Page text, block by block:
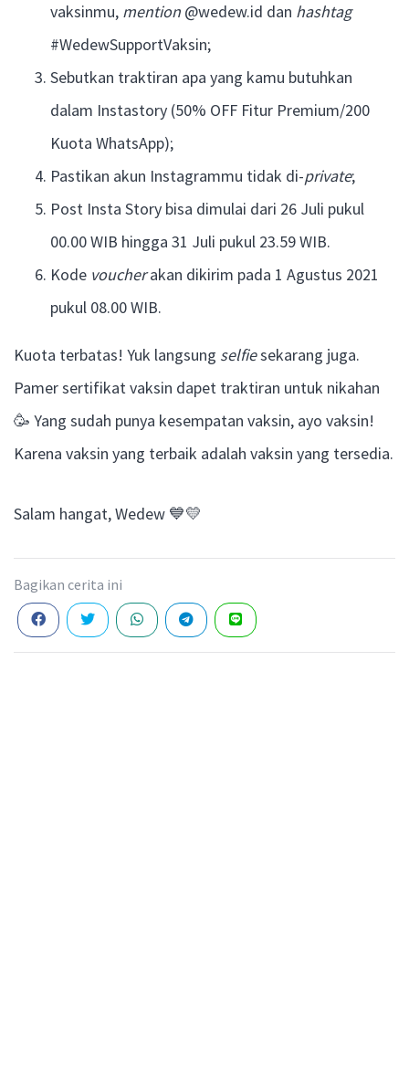
vaksinmu, mention @wedew.id dan hashtag
#WedewSupportVaksin;
Sebutkan traktiran apa yang kamu butuhkan
dalam Instastory (50% OFF Fitur Premium/200
Kuota WhatsApp);
Pastikan akun Instagrammu tidak di-private;
Post Insta Story bisa dimulai dari 26 Juli pukul
00.00 WIB hingga 31 Juli pukul 23.59 WIB.
Kode voucherakan dikirim pada 1 Agustus 2021
pukul 08.00 WIB.
Kuota terbatas! Yuk langsung selfiesekarang juga.
Pamer sertifikat vaksin dapet traktiran untuk nikahan
🥳 Yang sudah punya kesempatan vaksin, ayo vaksin!
Karena vaksin yang terbaik adalah vaksin yang tersedia.
Salam hangat, Wedew 💙💛
Bagikan cerita ini